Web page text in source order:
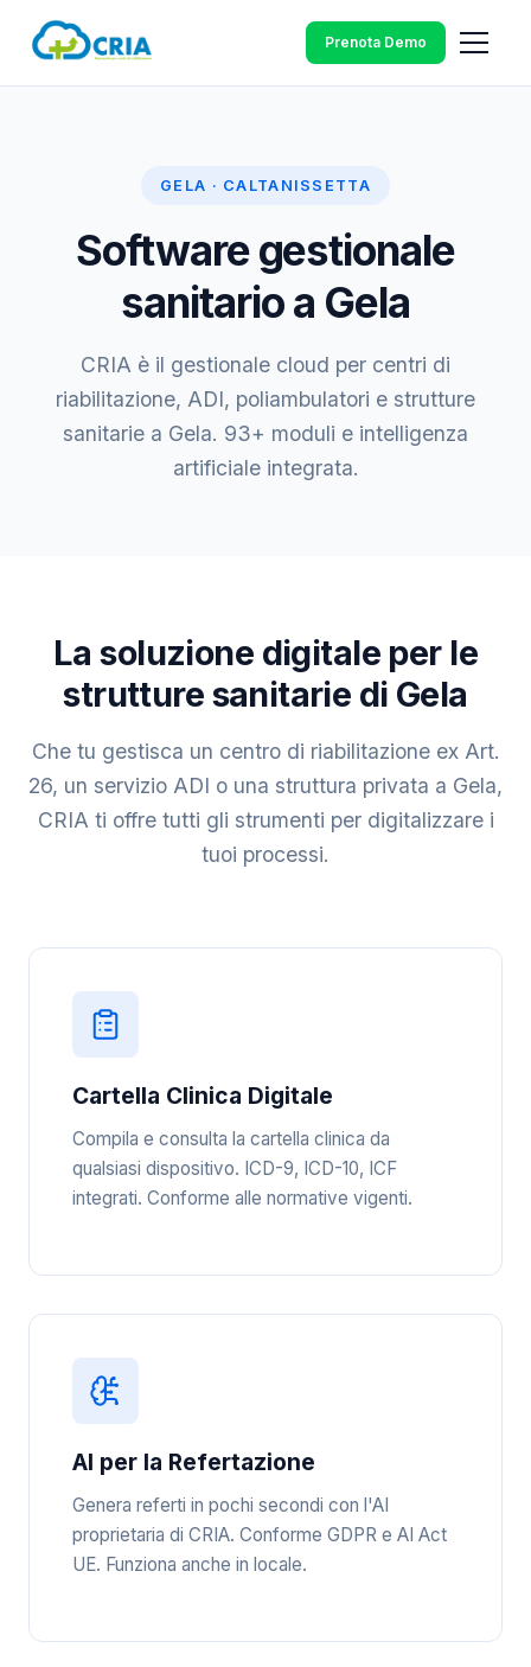
Prenota Demo
GELA · CALTANISSETTA
Software gestionale
sanitario a Gela
CRIA è il gestionale cloud per centri di
riabilitazione, ADI, poliambulatori e strutture
sanitarie a Gela. 93+ moduli e intelligenza
artificiale integrata.
La soluzione digitale per le
strutture sanitarie di Gela
Che tu gestisca un centro di riabilitazione ex Art.
26, un servizio ADI o una struttura privata a Gela,
CRIA ti offre tutti gli strumenti per digitalizzare i
tuoi processi.
Cartella Clinica Digitale
Compila e consulta la cartella clinica da
qualsiasi dispositivo. ICD-9, ICD-10, ICF
integrati. Conforme alle normative vigenti.
AI per la Refertazione
Genera referti in pochi secondi con l'AI
proprietaria di CRIA. Conforme GDPR e AI Act
UE. Funziona anche in locale.